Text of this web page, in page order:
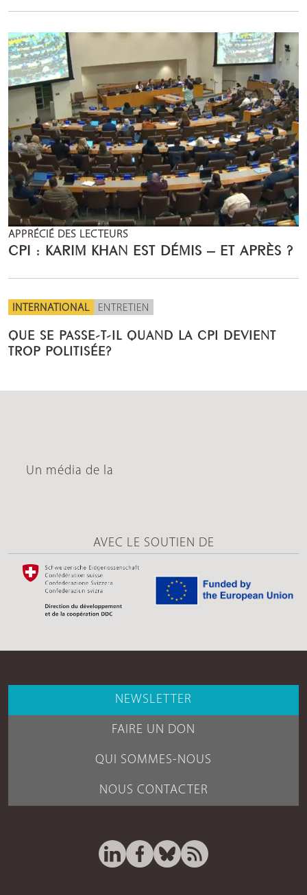
APPRÉCIÉ DES LECTEURS
CPI : KARIM KHAN EST DÉMIS – ET APRÈS ?
INTERNATIONAL ENTRETIEN
QUE SE PASSE-T-IL QUAND LA CPI DEVIENT
TROP POLITISÉE?
Un média de la
AVEC LE SOUTIEN DE
NEWSLETTER
FAIRE UN DON
QUI SOMMES-NOUS
NOUS CONTACTER